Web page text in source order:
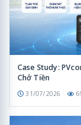
Case Study:
Chở Tiền
31/07/2026